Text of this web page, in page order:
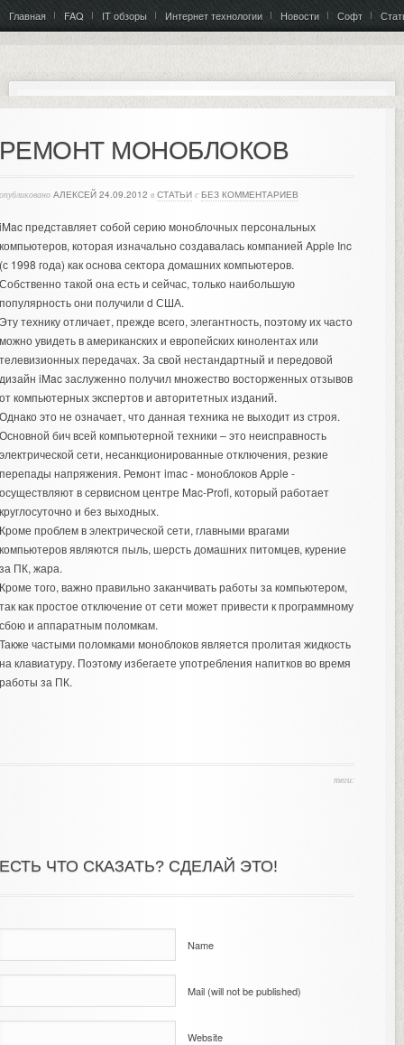
Главная FAQ IT обзоры Интернет технологии Новости Софт
МОНОБЛОКОВ
АЛЕКСЕЙ 24.09.2012 в СТАТЬИ с БЕЗ КОММЕНТАРИЕВ
представляет собой серию моноблочных персональных
которая изначально создавалась компанией Apple Inc
1998 года) как основа сектора домашних компьютеров.
такой она есть и сейчас, только наибольшую
они получили d США.
технику отличает, прежде всего, элегантность, поэтому их часто
увидеть в американских и европейских кинолентах или
передачах. За свой нестандартный и передовой
iMac заслуженно получил множество восторженных отзывов
компьютерных экспертов и авторитетных изданий.
это не означает, что данная техника не выходит из строя.
бич всей компьютерной техники – это неисправность
сети, несанкционированные отключения, резкие
напряжения. Ремонт imac- моноблоков Apple -
в сервисном центре Mac-Profi, который работает
и без выходных.
проблем в электрической сети, главными врагами
являются пыль, шерсть домашних питомцев, курение
ПК, жара.
того, важно правильно заканчивать работы за компьютером,
как простое отключение от сети может привести к программному
и аппаратным поломкам.
частыми поломками моноблоков является пролитая жидкость
клавиатуру. Поэтому избегаете употребления напитков во время
за ПК.
теги:
ЧТО СКАЗАТЬ? СДЕЛАЙ ЭТО!
Name
Mail (will not be published)
Website